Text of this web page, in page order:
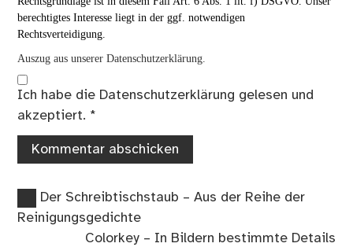
berechtigtes Interesse liegt in der ggf. notwendigen
Rechtsverteidigung.
Auszug aus unserer Datenschutzerklärung.
Ich habe die Datenschutzerklärung gelesen und
akzeptiert. *
Beitragsnavigation
Vorheriger
Beitrag:
Der Schreibtischstaub – Aus der Reihe der
Reinigungsgedichte
Nächster
Colorkey – In Bildern bestimmte Details